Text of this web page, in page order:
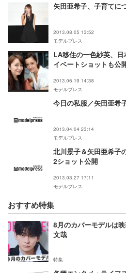
矢田亜希子、子育てに
2013.08.05 13:52
モデルプレス
LA移住の一色紗英、
イベートショットも公
2013.06.19 14:38
モデルプレス
今日の私服／矢田亜希
2013.04.04 23:14
モデルプレス
北川景子＆矢田亜希子
2ショット公開
2013.03.27 17:11
モデルプレス
おすすめ特集
8月のカバーモデルは
文哉
特集